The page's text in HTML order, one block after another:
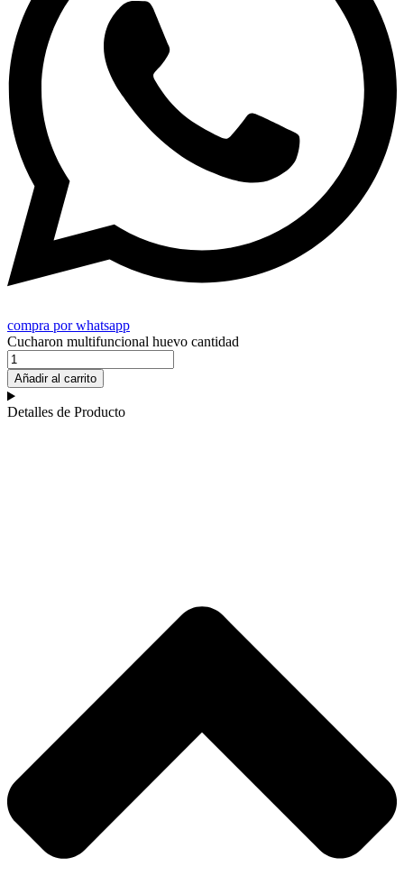
compra por whatsapp
Cucharon multifuncional huevo cantidad
Añadir al carrito
Detalles de Producto